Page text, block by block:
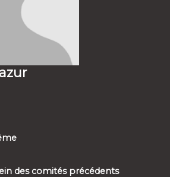
des comités précédents